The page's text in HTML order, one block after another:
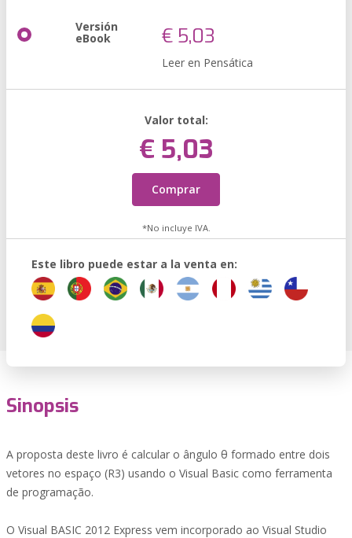
Versión
eBook € 5,03
Leer en Pensática
Valor total:
€ 5,03
Comprar
*No incluye IVA.
Este libro puede estar a la venta en:
Sinopsis
A proposta deste livro é calcular o ângulo θ formado entre dois
vetores no espaço (R3) usando o Visual Basic como ferramenta
de programação.
O Visual BASIC 2012 Express vem incorporado ao Visual Studio